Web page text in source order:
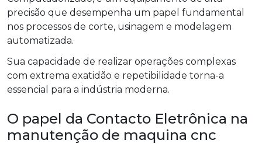
precisão que desempenha um papel fundamental
nos processos de corte, usinagem e modelagem
automatizada.
Sua capacidade de realizar operações complexas
com extrema exatidão e repetibilidade torna-a
essencial para a indústria moderna.
O papel da Contacto Eletrônica na
manutenção de maquina cnc